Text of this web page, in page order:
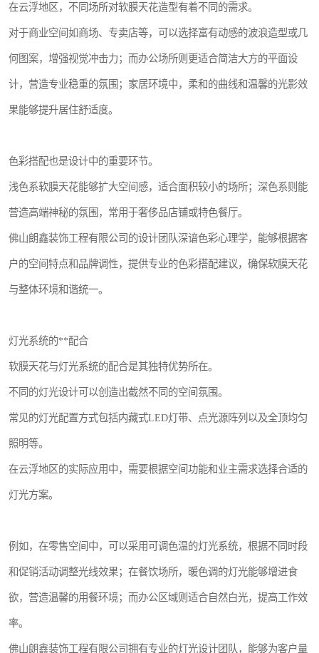
在云浮地区，不同场所对软膜天花造型有着不同的需求。
对于商业空间如商场、专卖店等，可以选择富有动感的波浪造型或几
何图案，增强视觉冲击力；而办公场所则更适合简洁大方的平面设
计，营造专业稳重的氛围；家居环境中，柔和的曲线和温馨的光影效
果能够提升居住舒适度。
色彩搭配也是设计中的重要环节。
浅色系软膜天花能够扩大空间感，适合面积较小的场所；深色系则能
营造高端神秘的氛围，常用于奢侈品店铺或特色餐厅。
佛山朗鑫装饰工程有限公司的设计团队深谙色彩心理学，能够根据客
户的空间特点和品牌调性，提供专业的色彩搭配建议，确保软膜天花
与整体环境和谐统一。
灯光系统的**配合
软膜天花与灯光系统的配合是其独特优势所在。
不同的灯光设计可以创造出截然不同的空间氛围。
常见的灯光配置方式包括内藏式LED灯带、点光源阵列以及全顶均匀
照明等。
在云浮地区的实际应用中，需要根据空间功能和业主需求选择合适的
灯光方案。
例如，在零售空间中，可以采用可调色温的灯光系统，根据不同时段
和促销活动调整光线效果；在餐饮场所，暖色调的灯光能够增进食
欲，营造温馨的用餐环境；而办公区域则适合自然白光，提高工作效
率。
佛山朗鑫装饰工程有限公司拥有专业的灯光设计团队，能够为客户量